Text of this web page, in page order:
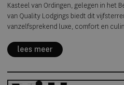
Kasteel van Ordingen, gelegen in het
van Quality Lodgings biedt dit
vanzelfsprekend luxe, comfort en
lees meer